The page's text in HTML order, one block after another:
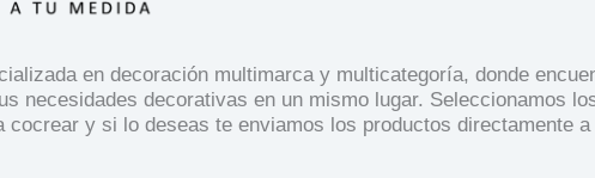
en decoración multimarca y multicategoría, donde
necesidades decorativas en un mismo lugar. Seleccionamos
cocrear y si lo deseas te enviamos los productos directamente a